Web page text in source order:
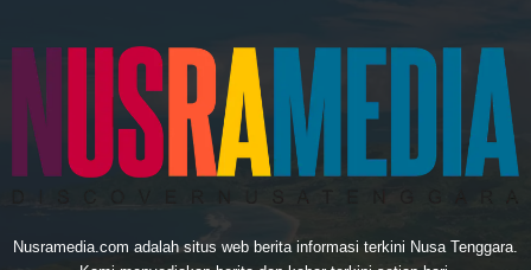
Nusramedia.com adalah situs web berita informasi terkini Nusa Tenggara.